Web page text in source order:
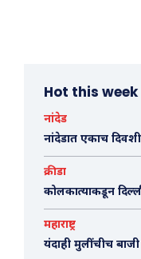
Hot this week
नांदेड
नांदेडात एकाच
क्रीडा
कोलकात्याकडून
महाराष्ट्र
यंदाही मुलींचीच बाजी